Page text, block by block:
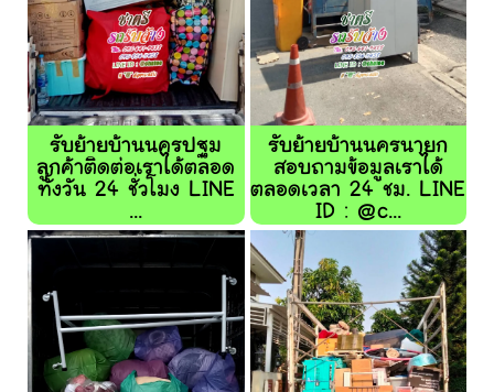
รับย้ายบ้านนครปฐม
ลูกค้าติดต่อเราได้ตลอด
ทั้งวัน 24 ชั่วโมง LINE
...
รับย้ายบ้านนครนายก
สอบถามข้อมูลเราได้
ตลอดเวลา 24 ชม. LINE
ID : @c...